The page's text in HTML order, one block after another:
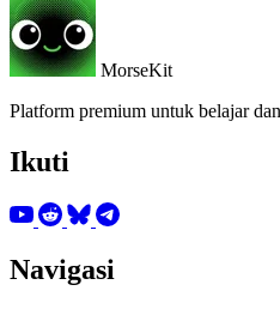
MorseKit
Platform premium untuk belajar
Ikuti
Navigasi